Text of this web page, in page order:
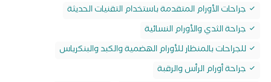
جراحات الأورام المتقدمة باستخدام التقنيات الحديثة
جراحة الثدي والأورام النسائية
للجراحات بالمنظار للأورام الهضمية والكبد والبنكرياس
جراحة أورام الرأس والرقبة